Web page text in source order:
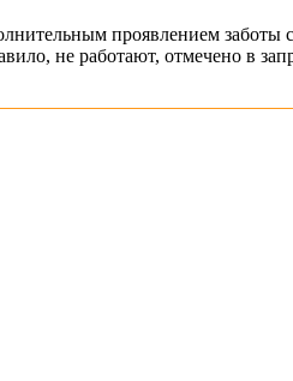
проявлением заботы
не работают, отмечено в